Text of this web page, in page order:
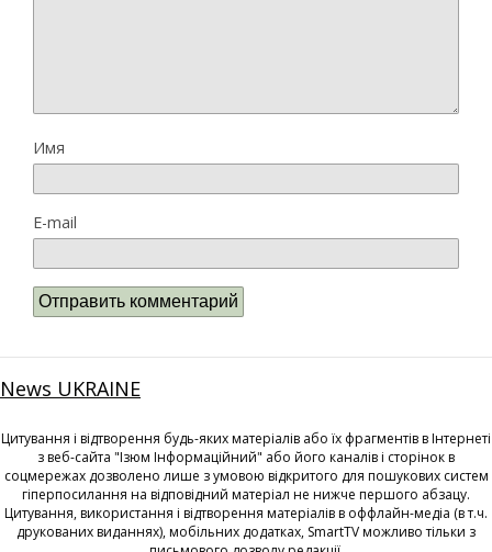
Имя
E-mail
News UKRAINE
Цитування і відтворення будь-яких матеріалів або їх фрагментів в Інтернеті
з веб-сайта "Ізюм Інформаційний" або його каналів і сторінок в
соцмережах дозволено лише з умовою відкритого для пошукових систем
гіперпосилання на відповідний матеріал не нижче першого абзацу.
Цитування, використання і відтворення матеріалів в оффлайн-медіа (в т.ч.
друкованих виданнях), мобільних додатках, SmartTV можливо тільки з